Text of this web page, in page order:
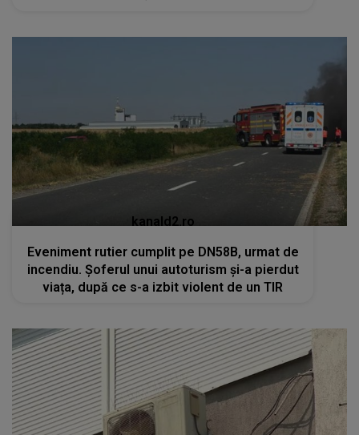
kanald2.ro
Eveniment rutier cumplit pe DN58B, urmat de
incendiu. Șoferul unui autoturism și-a pierdut
viața, după ce s-a izbit violent de un TIR